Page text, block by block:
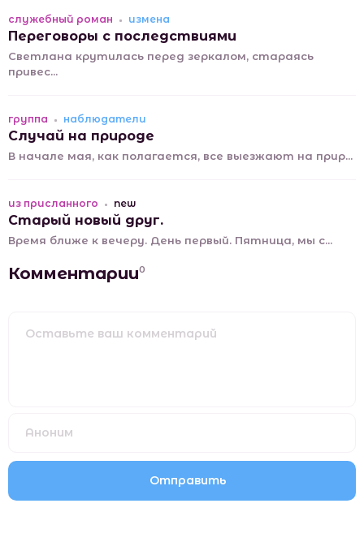
служебный роман измена
Переговоры с последствиями
Светлана крутилась перед зеркалом, стараясь
привес...
группа наблюдатели
Случай на природе
В начале мая, как полагается, все выезжают на прир...
из присланного new
Старый новый друг.
Время ближе к вечеру. День первый. Пятница, мы с...
Комментарии0